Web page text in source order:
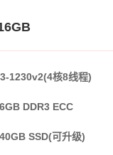
1230v2(4核8线程)
DDR3 ECC
SSD(可升级)